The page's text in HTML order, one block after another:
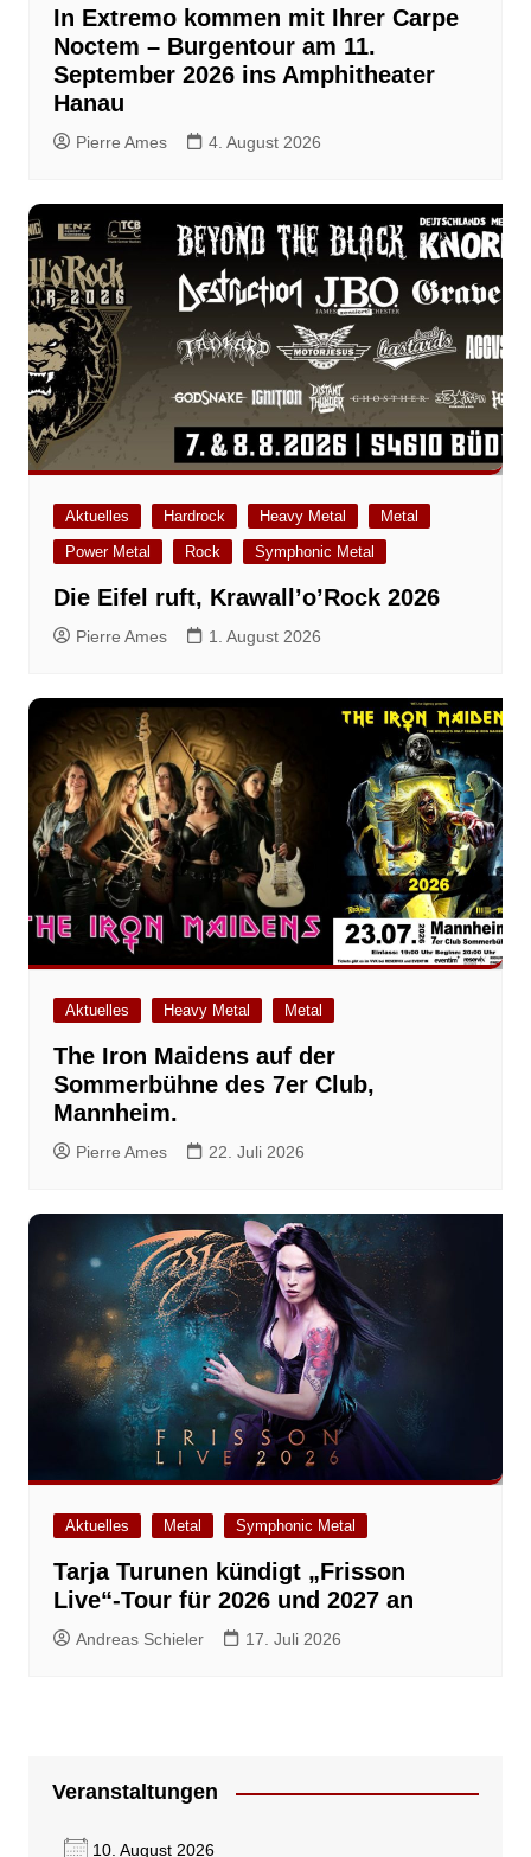
In Extremo kommen mit Ihrer Carpe
Noctem – Burgentour am 11.
September 2026 ins Amphitheater
Hanau
Pierre Ames 4. August 2026
Aktuelles Hardrock Heavy Metal
Metal
Power Metal
Rock Symphonic Metal
Die Eifel ruft, Krawall’o’Rock 2026
Pierre Ames 1. August 2026
Aktuelles Heavy Metal Metal
The Iron Maidens auf der
Sommerbühne des 7er Club,
Mannheim.
Pierre Ames 22. Juli 2026
Aktuelles Metal Symphonic Metal
Tarja Turunen kündigt „Frisson
Live“-Tour für 2026 und 2027 an
Andreas Schieler 17. Juli 2026
Veranstaltungen
10. August 2026